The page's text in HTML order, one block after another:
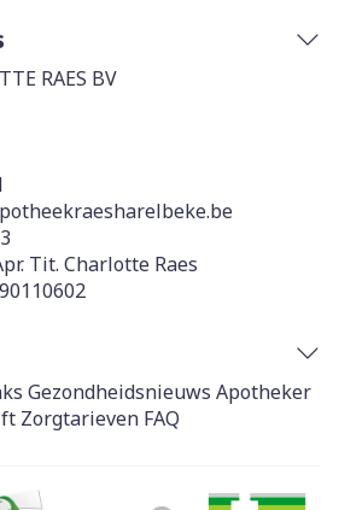
RAES BV
Tit. Charlotte Raes
Gezondheidsnieuws Apotheker
Zorgtarieven FAQ